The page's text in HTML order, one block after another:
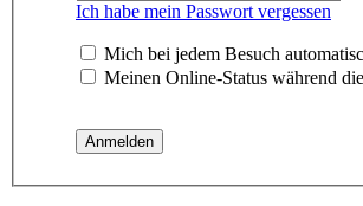
Ich habe mein Passwort vergessen
Mich bei jedem Besuch
Meinen Online-Status während